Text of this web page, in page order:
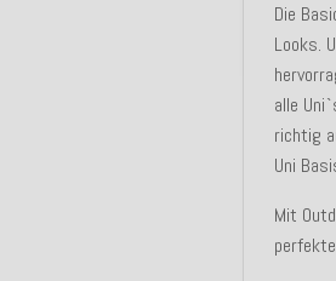
Die
Looks.
alle
richtig
Uni
Mit